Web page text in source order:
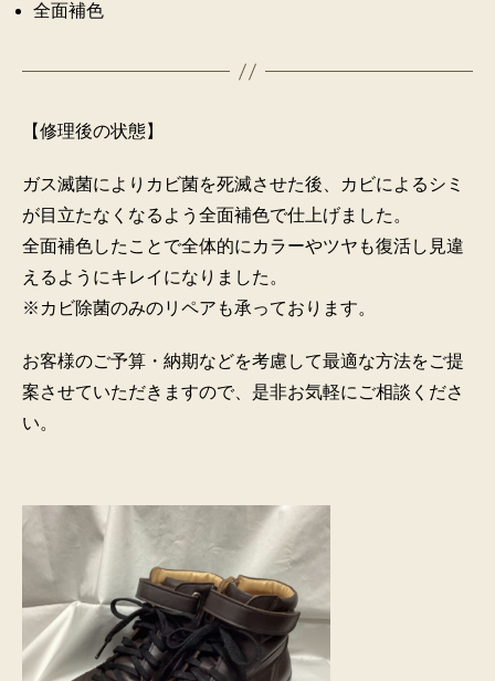
全面補色
【修理後の状態】
ガス滅菌によりカビ菌を死滅させた後、カビによるシミ
が目立たなくなるよう全面補色で仕上げました。
全面補色したことで全体的にカラーやツヤも復活し見違
えるようにキレイになりました。
※カビ除菌のみのリペアも承っております。
お客様のご予算・納期などを考慮して最適な方法をご提
案させていただきますので、是非お気軽にご相談くださ
い。